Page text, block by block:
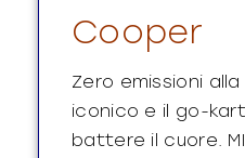
Cooper
Zero emissioni
iconico e il go-
battere il cuore.